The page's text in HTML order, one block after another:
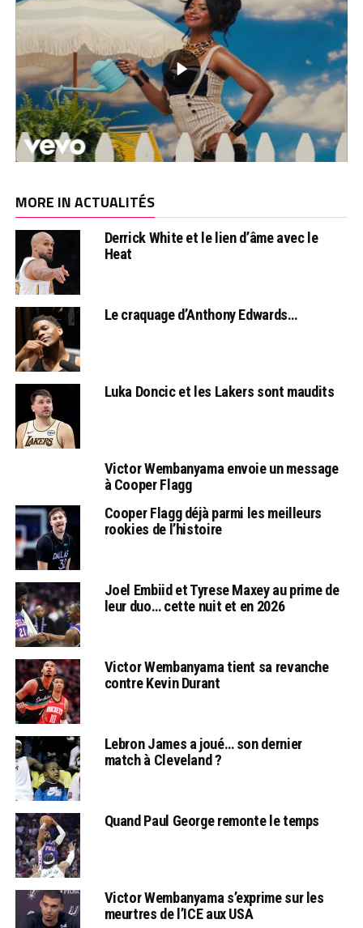
MORE IN ACTUALITÉS
Derrick White et le lien d’âme avec le
Heat
Le craquage d’Anthony Edwards…
Luka Doncic et les Lakers sont maudits
Victor Wembanyama envoie un message
à Cooper Flagg
Cooper Flagg déjà parmi les meilleurs
rookies de l’histoire
Joel Embiid et Tyrese Maxey au prime de
leur duo… cette nuit et en 2026
Victor Wembanyama tient sa revanche
contre Kevin Durant
Lebron James a joué… son dernier
match à Cleveland ?
Quand Paul George remonte le temps
Victor Wembanyama s’exprime sur les
meurtres de l’ICE aux USA